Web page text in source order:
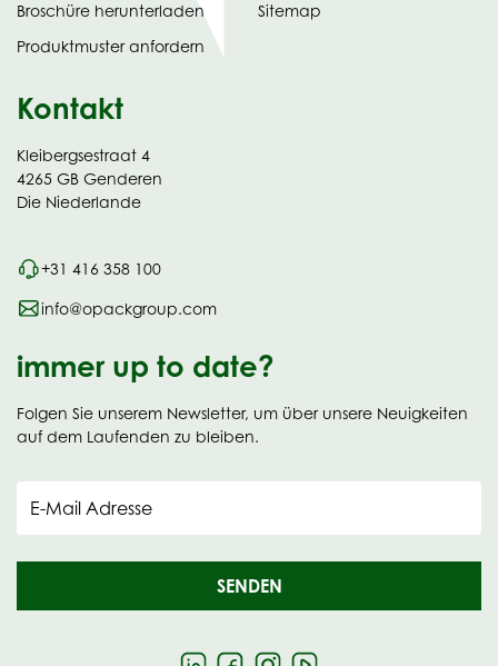
Broschüre herunterladen
in
new
Produktmuster anfordern
Sitemap
Kontakt
Kleibergsestraat 4
4265 GB Genderen
Die Niederlande
+31 416 358 100
info@opackgroup.com
immer up to date?
Folgen Sie unserem Newsletter, um über unsere Neuigkeiten
auf dem Laufenden zu bleiben.
E-Mail Adresse
SENDEN